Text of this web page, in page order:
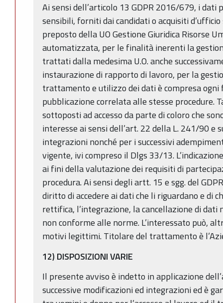
Ai sensi dell’articolo 13 GDPR 2016/679, i dati
sensibili, forniti dai candidati o acquisiti
preposto della UO Gestione Giuridica Risorse
automatizzata, per le finalità inerenti la
trattati dalla medesima U.O. anche
instaurazione di rapporto di lavoro, per la
trattamento e utilizzo dei dati è compresa ogni
pubblicazione correlata alle stesse procedure.
sottoposti ad accesso da parte di coloro che
interesse ai sensi dell’art. 22 della L. 241/90 e
integrazioni nonché per i successivi
vigente, ivi compreso il Dlgs 33/13.
ai fini della valutazione dei requisiti di
procedura. Ai sensi degli artt. 15 e sgg. del
diritto di accedere ai dati che li riguardano e di
rettifica, l’integrazione, la cancellazione di
non conforme alle norme. L’interessato può,
motivi legittimi. Titolare del trattamento è
12) DISPOSIZIONI VARIE
Il presente avviso è indetto in applicazione
successive modificazioni ed integrazioni ed è